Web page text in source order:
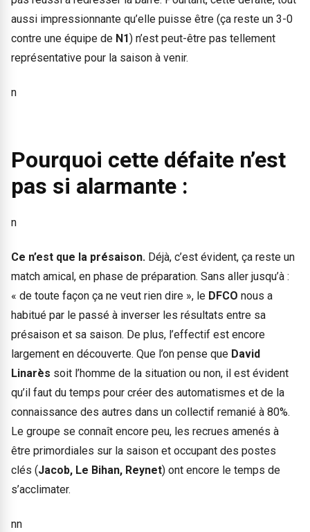
aussi impressionnante qu’elle puisse être (ça reste un 3-0
contre une équipe de N1) n’est peut-être pas tellement
représentative pour la saison à venir.
n
Pourquoi cette défaite n’est
pas si alarmante :
n
Ce n’est que la présaison. Déjà, c’est évident, ça reste un
match amical, en phase de préparation. Sans aller jusqu’à :
« de toute façon ça ne veut rien dire », le DFCO nous a
habitué par le passé à inverser les résultats entre sa
présaison et sa saison. De plus, l’effectif est encore
largement en découverte. Que l’on pense que David
Linarès soit l’homme de la situation ou non, il est évident
qu’il faut du temps pour créer des automatismes et de la
connaissance des autres dans un collectif remanié à 80%.
Le groupe se connaît encore peu, les recrues amenés à
être primordiales sur la saison et occupant des postes
clés (Jacob, Le Bihan, Reynet) ont encore le temps de
s’acclimater.
nn